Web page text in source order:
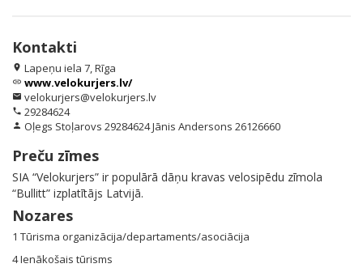
Kontakti
location_on Lapeņu iela 7, Rīga
link www.velokurjers.lv/
email velokurjers@velokurjers.lv
phone 29284624
person Oļegs Stoļarovs 29284624 Jānis Andersons 26126660
Preču zīmes
SIA “Velokurjers” ir populārā dāņu kravas velosipēdu zīmola
“Bullitt” izplatītājs Latvijā.
Nozares
1 Tūrisma organizācija/departaments/asociācija
4 Ienākošais tūrisms